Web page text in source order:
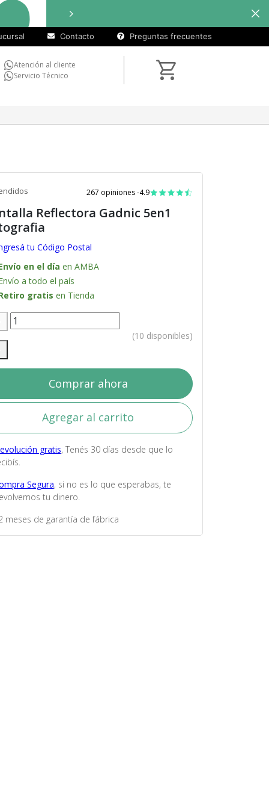
sin
interés)
9 cuotas sin
Contacto Preguntas frecuentes
Atención al cliente
Servicio Técnico
267 opiniones -4.9
Reflectora Gadnic 5en1
tu Código Postal
en el día en AMBA
a todo el país
gratis en Tienda
(10 disponibles)
Comprar ahora
Agregar al carrito
gratis, Tenés 30 días desde que lo
Segura, si no es lo que esperabas, te
tu dinero.
meses de garantía de fábrica